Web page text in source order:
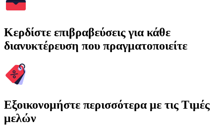
Κερδίστε επιβραβεύσεις για κάθε
διανυκτέρευση που πραγματοποιείτε
Εξοικονομήστε περισσότερα με τις Τιμές
μελών